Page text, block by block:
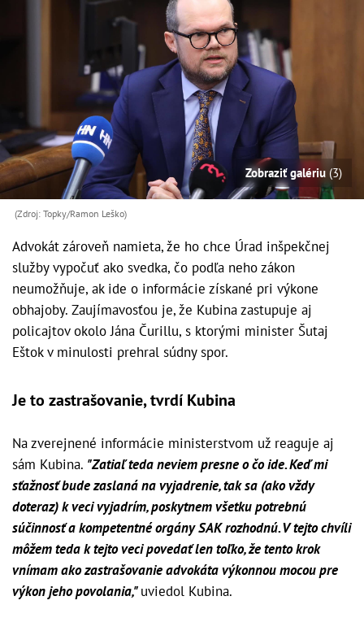
Zobraziť galériu (3)
(Zdroj: Topky/Ramon Leško)
Advokát zároveň namieta, že ho chce Úrad inšpekčnej
služby vypočuť ako svedka, čo podľa neho zákon
neumožňuje, ak ide o informácie získané pri výkone
obhajoby. Zaujímavosťou je, že Kubina zastupuje aj
policajtov okolo Jána Čurillu, s ktorými minister Šutaj
Eštok v minulosti prehral súdny spor.
Je to zastrašovanie, tvrdí Kubina
Na zverejnené informácie ministerstvom už reaguje aj
sám Kubina. "Zatiaľ teda neviem presne o čo ide. Keď mi
sťažnosť bude zaslaná na vyjadrenie, tak sa (ako vždy
doteraz) k veci vyjadrím, poskytnem všetku potrebnú
súčinnosť a kompetentné orgány SAK rozhodnú. V tejto chvíli
môžem teda k tejto veci povedať len toľko, že tento krok
vnímam ako zastrašovanie advokáta výkonnou mocou pre
výkon jeho povolania,"uviedol Kubina.